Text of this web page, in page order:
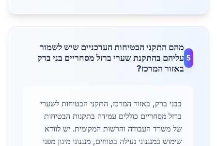
5
מהם התקני הבטיחות העדכניים שיש לשמור
עליהם בהתקנת שערי ברזל מסחריים בני ברק
באזור המרכז?
בבני ברק, באזור המרכז, התקני הבטיחות לשערי
ברזל מסחריים כוללים עמידה בתקנות הבטיחות
של משרד העבודה והרשות המקומית. יש לוודא
שימוש במנגנוני נעילה בטוחים, מנגנוני מיגון מפני